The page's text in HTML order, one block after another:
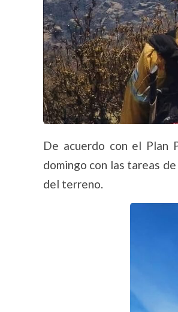
De acuerdo con el Plan
domingo con las tareas
del terreno.